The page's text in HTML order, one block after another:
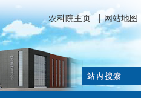
农科院主页 网站地图